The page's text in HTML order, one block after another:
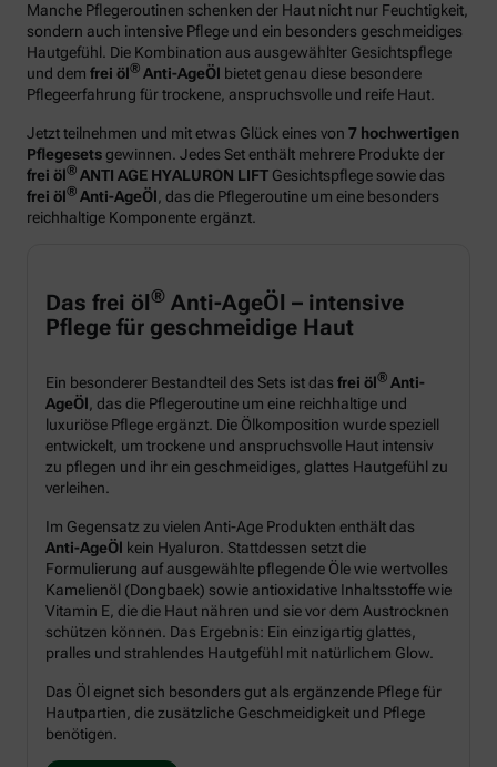
Manche Pflegeroutinen schenken der Haut nicht nur Feuchtigkeit,
sondern auch intensive Pflege und ein besonders geschmeidiges
Hautgefühl. Die Kombination aus ausgewählter Gesichtspflege
und dem frei öl® Anti-AgeÖl bietet genau diese besondere
Pflegeerfahrung für trockene, anspruchsvolle und reife Haut.
Jetzt teilnehmen und mit etwas Glück eines von 7 hochwertigen
Pflegesetsgewinnen. Jedes Set enthält mehrere Produkte der
frei öl® ANTI AGE HYALURON LIFT Gesichtspflege sowie das
frei öl® Anti-AgeÖl , das die Pflegeroutine um eine besonders
reichhaltige Komponente ergänzt.
Das frei öl® Anti-AgeÖl – intensive
Pflege für geschmeidige Haut
Ein besonderer Bestandteil des Sets ist das frei öl® Anti-
AgeÖl, das die Pflegeroutine um eine reichhaltige und
luxuriöse Pflege ergänzt. Die Ölkomposition wurde speziell
entwickelt, um trockene und anspruchsvolle Haut intensiv
zu pflegen und ihr ein geschmeidiges, glattes Hautgefühl zu
verleihen.
Im Gegensatz zu vielen Anti-Age Produkten enthält das
Anti-AgeÖl kein Hyaluron. Stattdessen setzt die
Formulierung auf ausgewählte pflegende Öle wie wertvolles
Kamelienöl (Dongbaek) sowie antioxidative Inhaltsstoffe wie
Vitamin E, die die Haut nähren und sie vor dem Austrocknen
schützen können. Das Ergebnis: Ein einzigartig glattes,
pralles und strahlendes Hautgefühl mit natürlichem Glow.
Das Öl eignet sich besonders gut als ergänzende Pflege für
Hautpartien, die zusätzliche Geschmeidigkeit und Pflege
benötigen.